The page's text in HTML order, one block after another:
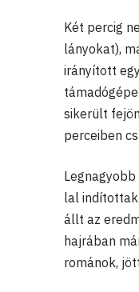
Két percig
lányokat),
irányított
sikerült
perceiben
lal indítottak
állt az
hajrában
románok,